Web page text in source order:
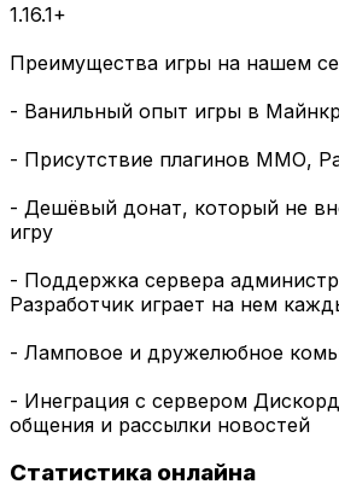
1.16.1+
Преимущества игры на нашем
- Ванильный опыт игры в
- Присутствие плагинов ММО,
- Дешёвый донат, который не
игру
- Поддержка сервера
Разработчик играет на нем
- Ламповое и дружелюбное
- Инеграция с сервером
общения и рассылки новостей
Статистика онлайна